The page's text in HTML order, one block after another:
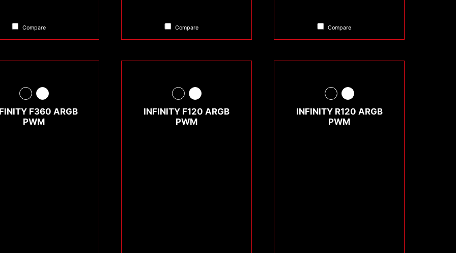
Compare Compare Compare
F360 ARGB
PWM
INFINITY F120 ARGB
PWM
INFINITY R120 ARGB
PWM